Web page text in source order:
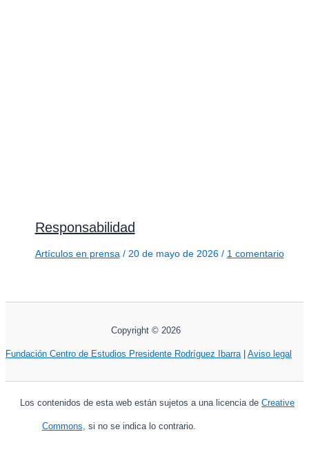
Responsabilidad
Artículos en prensa / 20 de mayo de 2026 / 1 comentario
Copyright © 2026
Fundación Centro de Estudios Presidente Rodríguez Ibarra| Aviso legal
Los contenidos de esta web están sujetos a una licencia de Creative
Commons, si no se indica lo contrario.